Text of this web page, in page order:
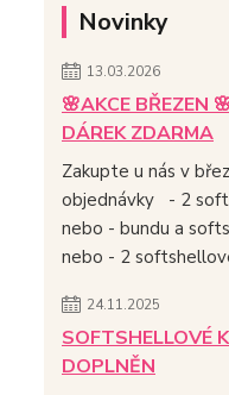
Novinky
13.03.2026
🌸AKCE BŘEZEN
DÁREK ZDARMA
Zakupte u nás v
objednávky - 2
nebo - bundu a
nebo - 2
24.11.2025
SOFTSHELLOVÉ
DOPLNĚN